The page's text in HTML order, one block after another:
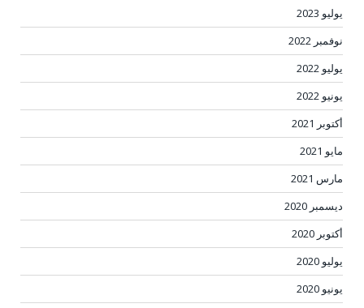
يوليو 2023
نوفمبر 2022
يوليو 2022
يونيو 2022
أكتوبر 2021
مايو 2021
مارس 2021
ديسمبر 2020
أكتوبر 2020
يوليو 2020
يونيو 2020